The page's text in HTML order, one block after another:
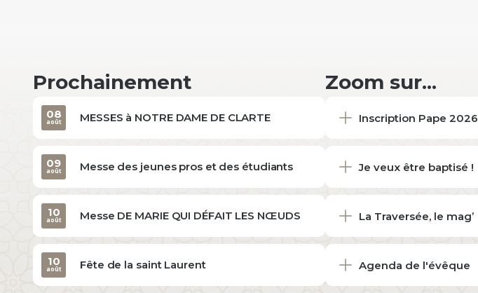
Prochainement
MESSES à NOTRE DAME DE CLARTE
08
août
Messe des jeunes pros et des étudiants
09
août
Messe DE MARIE QUI DÉFAIT LES NŒUDS
10
août
Fête de la saint Laurent
10
août
Zoom sur...
Inscription Pape 2026
Je veux être baptisé !
La Traversée, le mag’
Agenda de l'évêque